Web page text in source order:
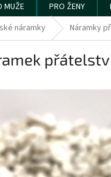
MUŽE PRO ŽENY
náramky Náramky